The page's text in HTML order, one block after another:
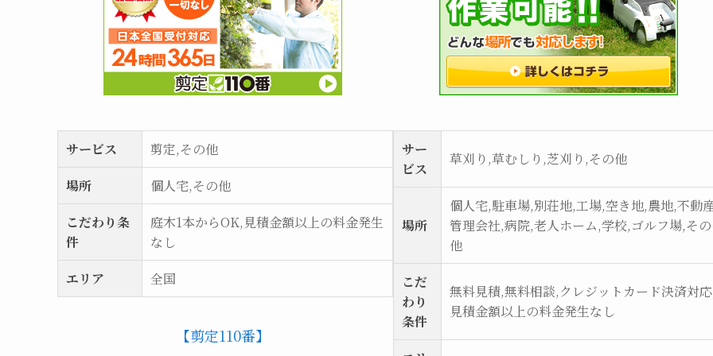
サービス
剪定,その他
場所
個人宅,その他
こだわり条
件
庭木1本からOK,見積金額以上の料金発生
なし
エリア
全国
【剪定110番】
サー
ビス
草刈り,草むしり,芝刈り,その他
場所
個人宅,駐車場,別荘地,工場,空き地,農地,不動
管理会社,病院,老人ホーム,学校,ゴルフ場,その
他
こだ
わり
条件
無料見積,無料相談,クレジットカード決済対
見積金額以上の料金発生なし